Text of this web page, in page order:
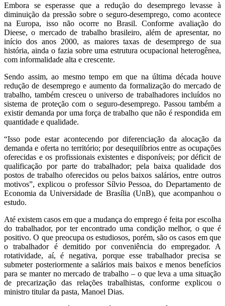
Embora se esperasse que a redução do desemprego levasse à
diminuição da pressão sobre o seguro-desemprego, como acontece
na Europa, isso não ocorre no Brasil. Conforme avaliação do
Dieese, o mercado de trabalho brasileiro, além de apresentar, no
início dos anos 2000, as maiores taxas de desemprego de sua
história, ainda o fazia sobre uma estrutura ocupacional heterogênea,
com informalidade alta e crescente.
Sendo assim, ao mesmo tempo em que na última década houve
redução de desemprego e aumento da formalização do mercado de
trabalho, também cresceu o universo de trabalhadores incluídos no
sistema de proteção com o seguro-desemprego. Passou também a
existir demanda por uma força de trabalho que não é respondida em
quantidade e qualidade.
“Isso pode estar acontecendo por diferenciação da alocação da
demanda e oferta no território; por desequilíbrios entre as ocupações
oferecidas e os profissionais existentes e disponíveis; por déficit de
qualificação por parte do trabalhador; pela baixa qualidade dos
postos de trabalho oferecidos ou pelos baixos salários, entre outros
motivos”, explicou o professor Sílvio Pessoa, do Departamento de
Economia da Universidade de Brasília (UnB), que acompanhou o
estudo.
Até existem casos em que a mudança do emprego é feita por escolha
do trabalhador, por ter encontrado uma condição melhor, o que é
positivo. O que preocupa os estudiosos, porém, são os casos em que
o trabalhador é demitido por conveniência do empregador. A
rotatividade, aí, é negativa, porque esse trabalhador precisa se
submeter posteriormente a salários mais baixos e menos benefícios
para se manter no mercado de trabalho – o que leva a uma situação
de precarização das relações trabalhistas, conforme explicou o
ministro titular da pasta, Manoel Dias.